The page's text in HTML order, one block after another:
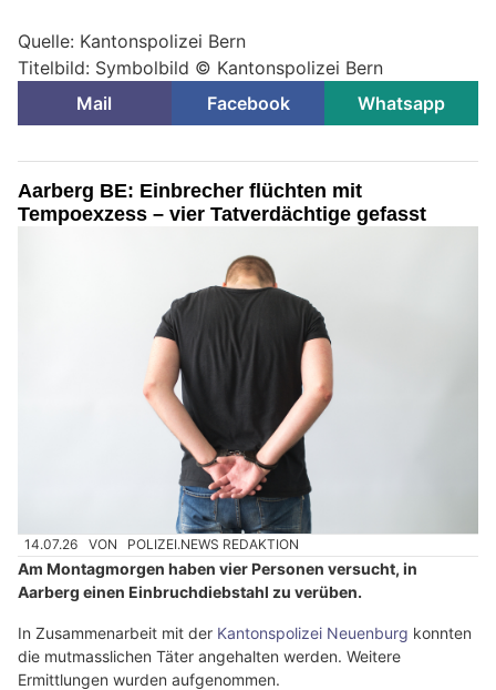
Quelle: Kantonspolizei Bern
Titelbild: Symbolbild © Kantonspolizei Bern
Mail
Facebook Whatsapp
Aarberg BE: Einbrecher flüchten mit
Tempoexzess – vier Tatverdächtige gefasst
14.07.26 VON POLIZEI.NEWS REDAKTION
Am Montagmorgen haben vier Personen versucht, in
Aarberg einen Einbruchdiebstahl zu verüben.
In Zusammenarbeit mit der Kantonspolizei Neuenburg konnten
die mutmasslichen Täter angehalten werden. Weitere
Ermittlungen wurden aufgenommen.